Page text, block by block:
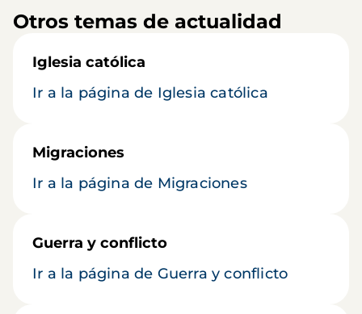
Otros temas de actualidad
Iglesia católica
Ir a la página de Iglesia católica
Migraciones
Ir a la página de Migraciones
Guerra y conflicto
Ir a la página de Guerra y conflicto